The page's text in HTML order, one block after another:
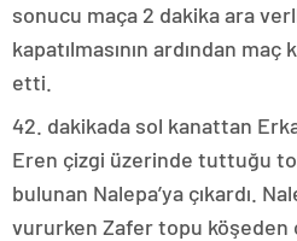
sonucu maça 2 dakika ara
kapatılmasının ardından maç
etti.
42. dakikada sol kanattan
Eren çizgi üzerinde tuttuğu
bulunan Nalepa’ya çıkardı.
vururken Zafer topu köşeden